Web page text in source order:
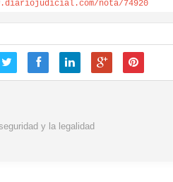
nota/74920
y la legalidad